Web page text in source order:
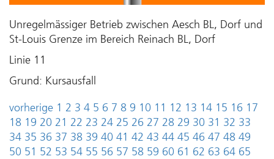
Unregelmässiger Betrieb zwischen Aesch BL, Dorf und
St-Louis Grenze im Bereich Reinach BL, Dorf
Linie 11
Grund: Kursausfall
vorherige 1 2 3 4 5 6 7 8 9 10 11 12 13 14 15 16 17
18 19 20 21 22 23 24 25 26 27 28 29 30 31 32 33
34 35 36 37 38 39 40 41 42 43 44 45 46 47 48 49
50 51 52 53 54 55 56 57 58 59 60 61 62 63 64 65